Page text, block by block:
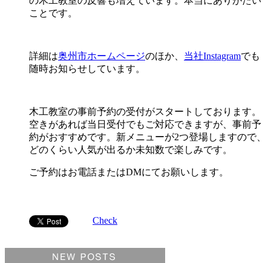
ことです。
詳細は奥州市ホームページのほか、 当社Instagramでも
随時お知らせしています。
木工教室の事前予約の受付がスタートしております。
空きがあれば当日受付でもご対応できますが、事前予
約がおすすめです。新メニューが2つ登場しますので、
どのくらい人気が出るか未知数で楽しみです。
ご予約はお電話またはDMにてお願いします。
Check